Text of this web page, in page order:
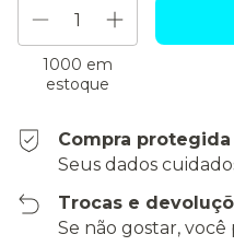
1000 em
estoque
Compra protegida
Seus dados
Trocas e
Se não gostar,